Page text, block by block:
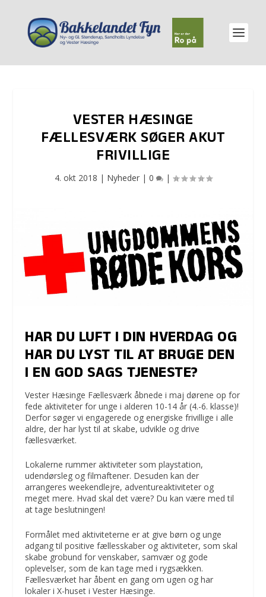
VESTER HÆSINGE
FÆLLESVÆRK SØGER AKUT
FRIVILLIGE
4. okt 2018 | Nyheder| 0 |
HAR DU LUFT I DIN HVERDAG OG
HAR DU LYST TIL AT BRUGE DEN
I EN GOD SAGS TJENESTE?
Vester Hæsinge Fællesværk åbnede i maj dørene op for
fede aktiviteter for unge i alderen 10-14 år (4.-6. klasse)!
Derfor søger vi engagerede og energiske frivillige i alle
aldre, der har lyst til at skabe, udvikle og drive
fællesværket.
Lokalerne rummer aktiviteter som playstation,
udendørsleg og filmaftener. Desuden kan der
arrangeres weekendlejre, adventureaktiviteter og
meget mere. Hvad skal det være? Du kan være med til
at tage beslutningen!
Formålet med aktiviteterne er at give børn og unge
adgang til positive fællesskaber og aktiviteter, som skal
skabe grobund for venskaber, samvær og gode
oplevelser, som de kan tage med i rygsækken.
Fællesværket har åbent en gang om ugen og har
lokaler i X-huset i Vester Hæsinge.